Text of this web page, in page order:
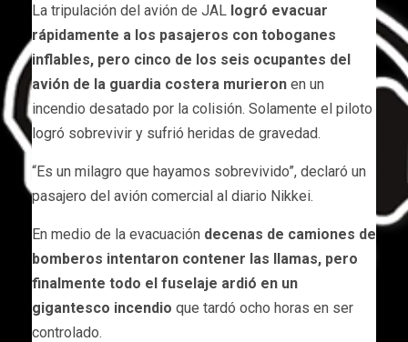
La tripulación del avión de JAL logró evacuar
rápidamente a los pasajeros con toboganes
inflables, pero cinco de los seis ocupantes del
avión de la guardia costera murieron en un
incendio desatado por la colisión. Solamente el piloto
logró sobrevivir y sufrió heridas de gravedad.
“Es un milagro que hayamos sobrevivido”, declaró un
pasajero del avión comercial al diario Nikkei.
En medio de la evacuación decenas de camiones de
bomberos intentaron contener las llamas, pero
finalmente todo el fuselaje ardió en un
gigantesco incendio que tardó ocho horas en ser
controlado.